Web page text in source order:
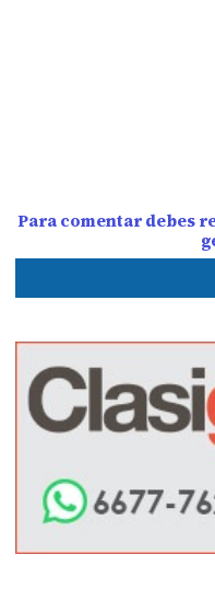
Para comentar debes